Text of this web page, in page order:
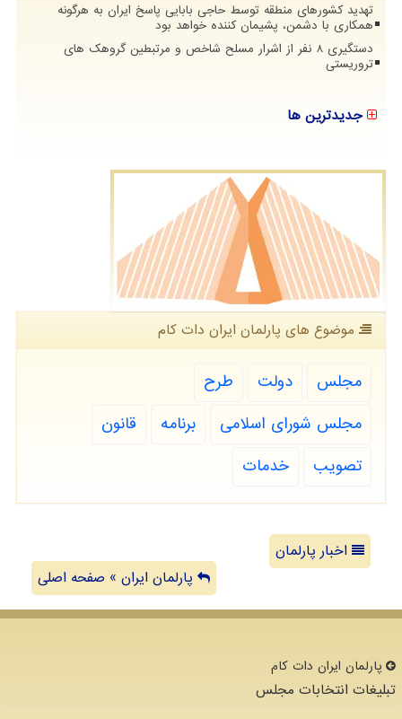
تهدید کشورهای منطقه توسط حاجی بابایی پاسخ ایران به هرگونه
همکاری با دشمن، پشیمان کننده خواهد بود
دستگیری 8 نفر از اشرار مسلح شاخص و مرتبطین گروهک های
تروریستی
جدیدترین ها
موضوع های پارلمان ایران دات كام
مجلس دولت
طرح
مجلس شورای اسلامی
برنامه
قانون
تصویب
خدمات
اخبار پارلمان
پارلمان ایران » صفحه اصلی
پارلمان ایران دات كام
تبلیغات انتخابات مجلس